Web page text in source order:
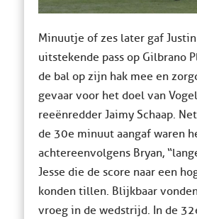
Minuutje of zes later gaf
uitstekende pass op Gilbrano
de bal op zijn hak mee en
gevaar voor het doel van
reeënredder Jaimy Schaap.
de 30e minuut aangaf waren
achtereenvolgens Bryan,
Jesse die de score naar een
konden tillen. Blijkbaar
vroeg in de wedstrijd. In de